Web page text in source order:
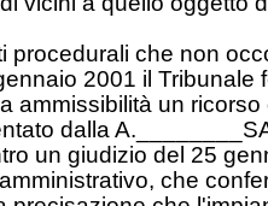
procedurali che non
2001 il Tribunale
ammissibilità un ricorso
dalla
un giudizio del 25
che